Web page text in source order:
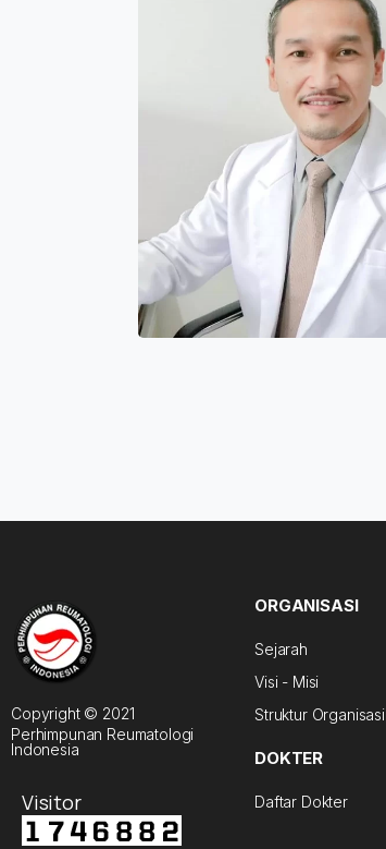
Copyright © 2021
Perhimpunan Reumatologi
Indonesia
Visitor
ORGANISASI
Sejarah
Visi - Misi
Struktur Organisasi
DOKTER
Daftar Dokter